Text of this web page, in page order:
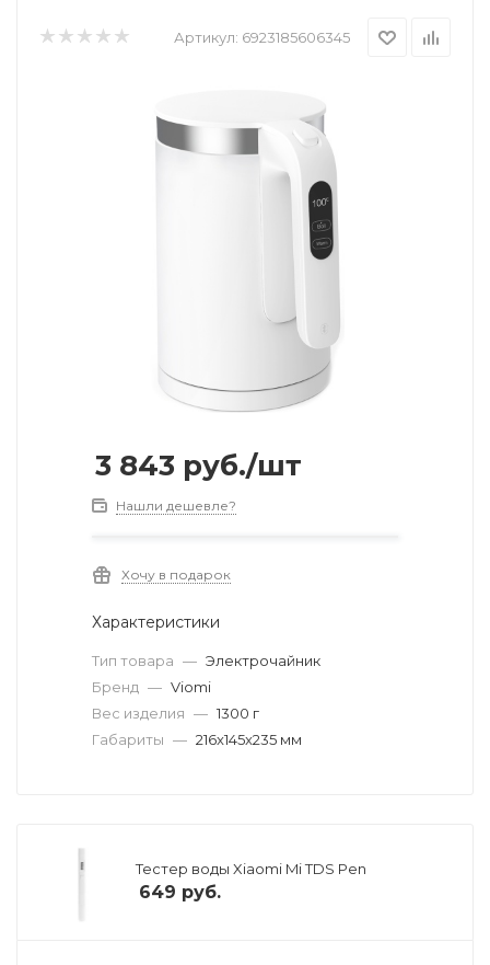
Артикул: 6923185606345
3 843 руб./шт
Нашли дешевле?
Хочу в подарок
Характеристики
Тип товара — Электрочайник
Бренд — Viomi
Вес изделия — 1300 г
Габариты — 216x145x235 мм
Тестер воды Xiaomi Mi TDS Pen
649 руб.